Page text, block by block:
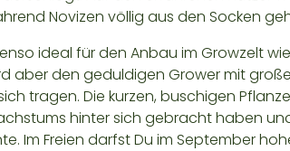
Novizen völlig aus den Socken
ideal für den Anbau im Growzelt
aber den geduldigen Grower mit
tragen. Die kurzen, buschigen
hinter sich gebracht haben
Im Freien darfst Du im September